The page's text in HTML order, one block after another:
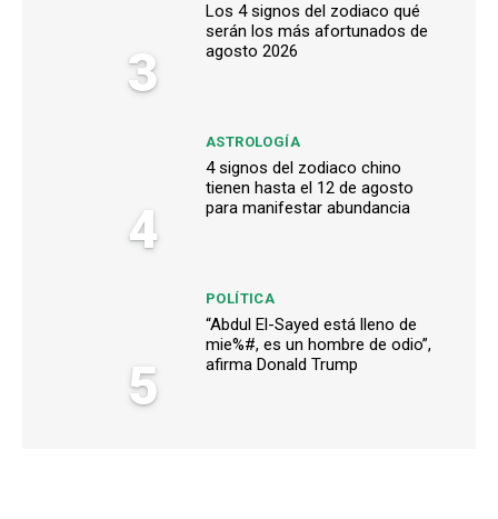
3
Los 4 signos del zodiaco qué
serán los más afortunados de
agosto 2026
4
ASTROLOGÍA
4 signos del zodiaco chino
tienen hasta el 12 de agosto
para manifestar abundancia
5
POLÍTICA
“Abdul El-Sayed está lleno de
mie%#, es un hombre de odio”,
afirma Donald Trump